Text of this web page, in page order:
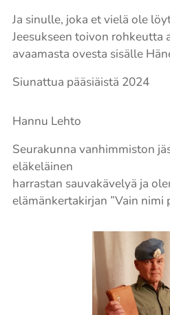
Ja sinulle, joka et vielä ole
Jeesukseen toivon rohkeutta
avaamasta ovesta sisälle
Siunattua pääsiäistä 2024
Hannu Lehto
Seurakunna vanhimmiston
eläkeläinen
harrastan sauvakävelyä ja
elämänkertakirjan ”Vain nimi